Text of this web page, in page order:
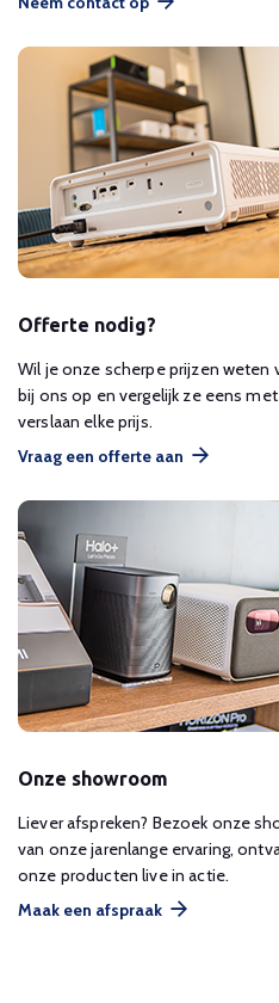
Offerte nodig?
Wil je onze scherpe prijzen weten
bij ons op en vergelijk ze eens
verslaan elke prijs.
Vraag een offerte aan
Onze showroom
Liever afspreken? Bezoek onze
van onze jarenlange ervaring,
onze producten live in actie.
Maak een afspraak